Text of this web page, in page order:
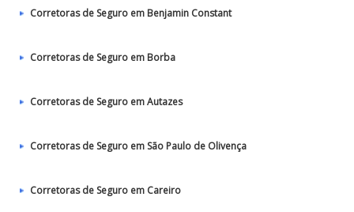
Corretoras de Seguro em Benjamin Constant
Corretoras de Seguro em Borba
Corretoras de Seguro em Autazes
Corretoras de Seguro em São Paulo de Olivença
Corretoras de Seguro em Careiro